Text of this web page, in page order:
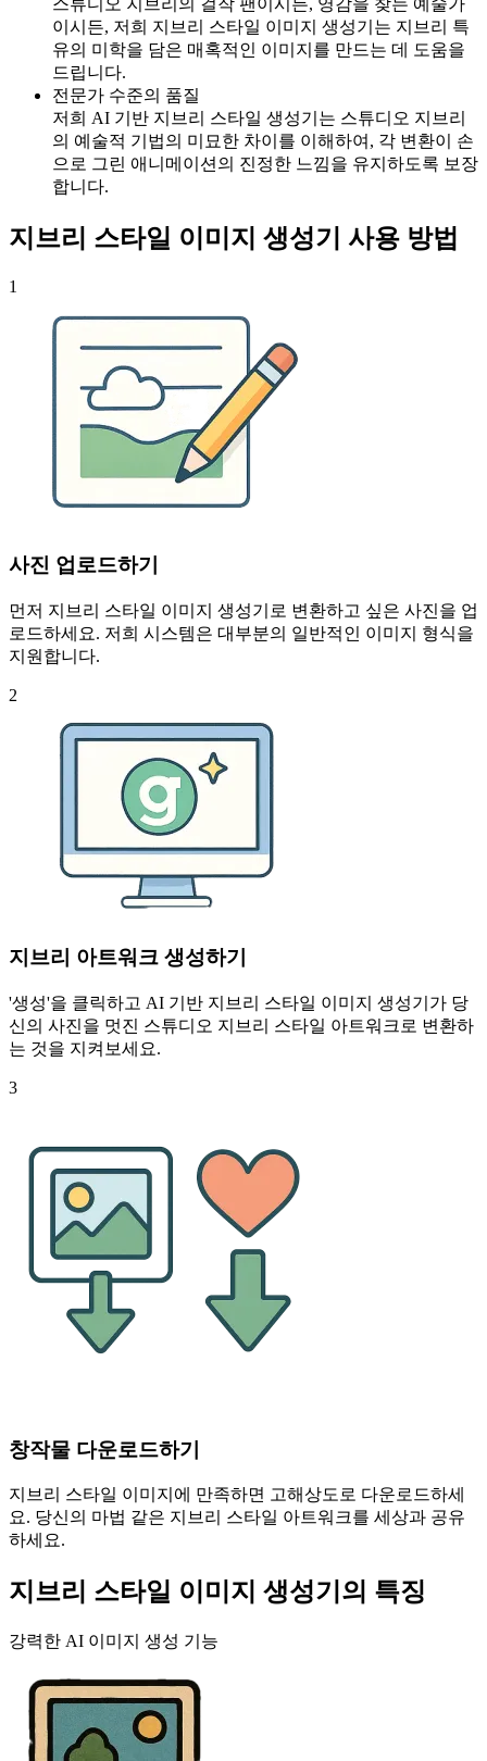
스튜디오 지브리의 걸작 팬이시든, 영감을 찾는 예술가
이시든, 저희 지브리 스타일 이미지 생성기는 지브리 특
유의 미학을 담은 매혹적인 이미지를 만드는 데 도움을
드립니다.
전문가 수준의 품질
저희 AI 기반 지브리 스타일 생성기는 스튜디오 지브리
의 예술적 기법의 미묘한 차이를 이해하여, 각 변환이 손
으로 그린 애니메이션의 진정한 느낌을 유지하도록 보장
합니다.
지브리 스타일 이미지 생성기 사용 방법
1
사진 업로드하기
먼저 지브리 스타일 이미지 생성기로 변환하고 싶은 사진을 업
로드하세요. 저희 시스템은 대부분의 일반적인 이미지 형식을
지원합니다.
2
지브리 아트워크 생성하기
'생성'을 클릭하고 AI 기반 지브리 스타일 이미지 생성기가 당
신의 사진을 멋진 스튜디오 지브리 스타일 아트워크로 변환하
는 것을 지켜보세요.
3
창작물 다운로드하기
지브리 스타일 이미지에 만족하면 고해상도로 다운로드하세
요. 당신의 마법 같은 지브리 스타일 아트워크를 세상과 공유
하세요.
지브리 스타일 이미지 생성기의 특징
강력한 AI 이미지 생성 기능